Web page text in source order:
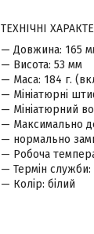
ТЕХНІЧНІ
— Довжина: 165
— Висота: 53 мм
— Маса: 184 г.
— Мініатюрні
— Мініатюрний
— Максимально
— нормально
— Робоча
— Термін служби:
— Колір: білий